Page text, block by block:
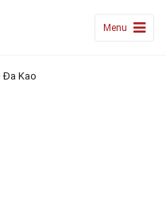
Menu
Đa Kao